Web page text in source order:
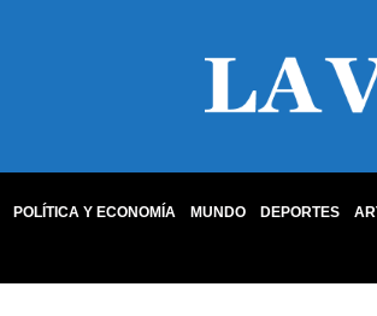
POLÍTICA Y ECONOMÍA MUNDO DEPORTES